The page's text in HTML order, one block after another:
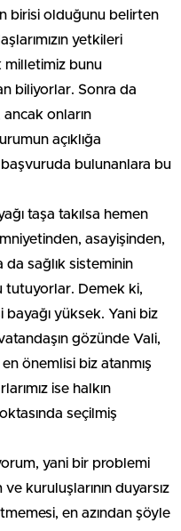
birisi olduğunu belirten
yetkileri
milletimiz bunu
biliyorlar. Sonra da
onların
açıklığa
bulunanlara bu
taşa takılsa hemen
asayişinden,
da sağlık sisteminin
tutuyorlar. Demek ki,
yüksek. Yani biz
gözünde Vali,
önemlisi biz atanmış
ise halkın
seçilmiş
yani bir problemi
kuruluşlarının duyarsız
en azından şöyle